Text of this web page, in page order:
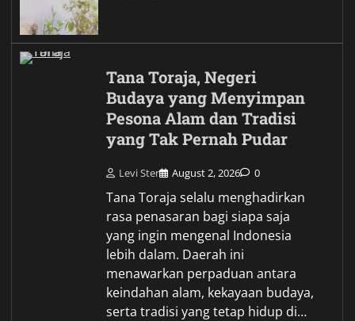
Tana Toraja, Negeri
Budaya yang Menyimpan
Pesona Alam dan Tradisi
yang Tak Pernah Pudar
Levi Ster August 2, 2026 0
Tana Toraja selalu menghadirkan
rasa penasaran bagi siapa saja
yang ingin mengenal Indonesia
lebih dalam. Daerah ini
menawarkan perpaduan antara
keindahan alam, kekayaan budaya,
serta tradisi yang tetap hidup di…